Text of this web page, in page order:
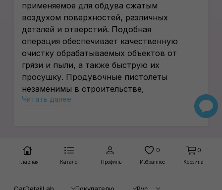
применяемое для обдува сжатым
воздухом поверхностей, различных
деталей и отверстий. Подобная
операция обеспечивает качественную
очистку обрабатываемых объектов от
грязи и пыли, а также быструю их
просушку. Продувочные пистолеты
незаменимы в строительстве,
промышленности, они активно
нашем интернет-магазине.
Основные характеристики
Читать далее
Главная Каталог Профиль
0
Избранное
0
Корзина